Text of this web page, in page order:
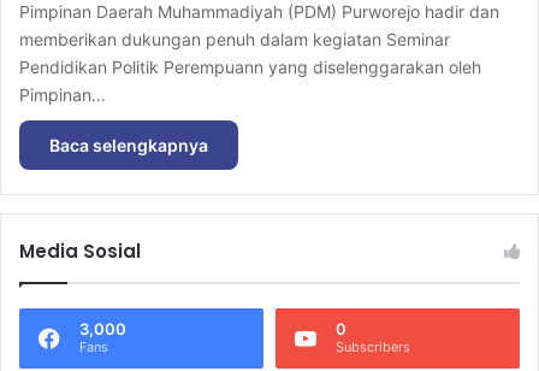
Pimpinan Daerah Muhammadiyah (PDM) Purworejo hadir dan
memberikan dukungan penuh dalam kegiatan Seminar
Pendidikan Politik Perempuann yang diselenggarakan oleh
Pimpinan…
Baca selengkapnya
Media Sosial
3,000
Fans
0
Subscribers